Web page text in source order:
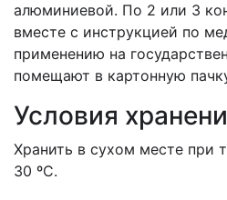
алюминиевой. По 2 или 3
вместе с инструкцией по
применению на
помещают в картонную
Условия
Хранить в сухом месте при
30 ºС.